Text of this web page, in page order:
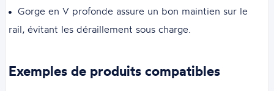
Gorge en V profonde assure un bon maintien sur le
rail, évitant les déraillement sous charge.
Exemples de produits compatibles